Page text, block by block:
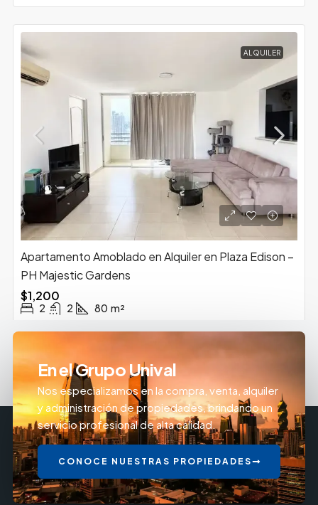
ALQUILER
Apartamento Amoblado en Alquiler en Plaza Edison –
PH Majestic Gardens
$1,200
2 2 80 m²
En el Grupo Unival
Nos especializamos en la compra, venta, alquiler
y administración de propiedades, brindando un
servicio profesional de alta calidad.
CONOCE NUESTRAS PROPIEDADES